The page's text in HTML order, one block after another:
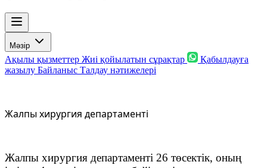
Мәзір
Ақылы қызметтер Жиі қойылатын сұрақтар
Қабылдауға
жазылу Байланыс Талдау нәтижелері
Жалпы хирургия департаменті
Жалпы хирургия департаменті 26 төсектік, оның